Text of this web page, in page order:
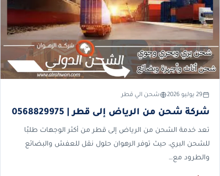
29 يوليو 2026 شحن الي قطر
شركة شحن من الرياض إلى قطر | 0568829975
تعد خدمة الشحن من الرياض إلى قطر من أكثر الوجهات طلبًا
للشحن البري، حيث توفر الرهوان حلول نقل للعفش والبضائع
والطرود مع…